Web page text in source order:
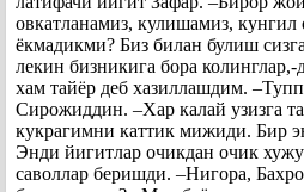
овкатланамиз, кулишамиз,
ёкмадикми? Биз билан булиш
лекин бизникига бора
хам тайёр деб хазиллашдим.
Сирожиддин. –Хар калай узизга
кукрагимни каттик мижиди. Бир
Энди йигитлар очикдан очик
саволлар беришди. –Нигора,